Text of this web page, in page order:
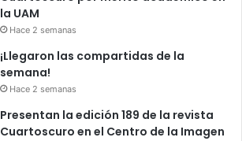
la UAM
Hace 2 semanas
¡Llegaron las compartidas de la
semana!
Hace 2 semanas
Presentan la edición 189 de la revista
Cuartoscuro en el Centro de la Imagen